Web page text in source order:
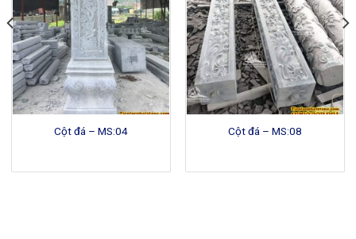
Cột đá – MS:04 Cột đá – MS:08